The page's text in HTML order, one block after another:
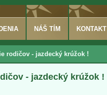
rodičov - jazdecký krúžok !
- jazdecký krúžok !
NÁŠ TÍM KONTAKT